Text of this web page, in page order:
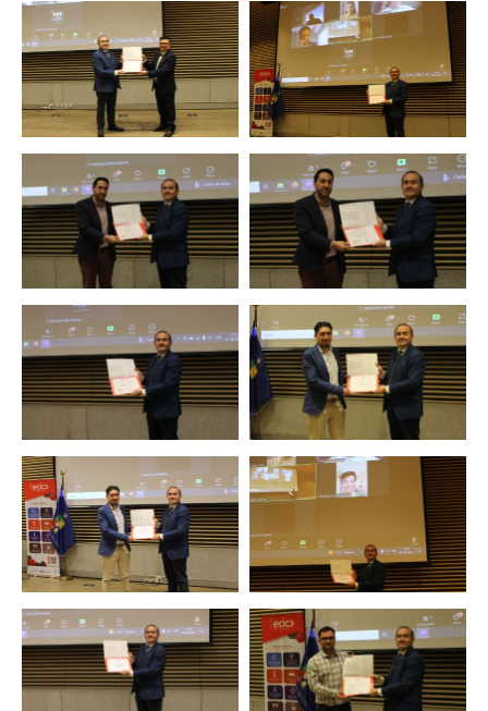
Zoom Zoom
Zoom Zoom
Zoom Zoom
Zoom Zoom